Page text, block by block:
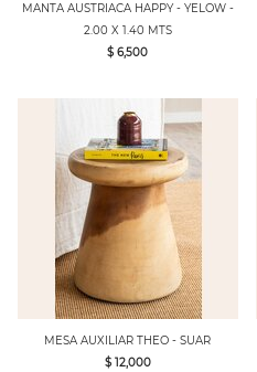
MANTA AUSTRIACA HAPPY - YELOW -
2.00 X 1.40 MTS
$ 6,500
MESA AUXILIAR THEO - SUAR
$ 12,000